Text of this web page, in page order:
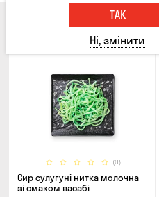
СИРНІ ЗАКУСКИ
(0)
Сир сулугуні нитка молочна
зі смаком васабі
ТАК
Ні, змінити